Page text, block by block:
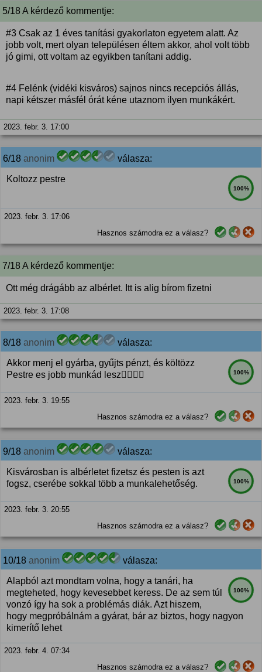
5/18 A kérdező kommentje:
#3 Csak az 1 éves tanítási gyakorlaton egyetem alatt. Az
jobb volt, mert olyan településen éltem akkor, ahol volt több
jó gimi, ott voltam az egyikben tanítani addig.
#4 Felénk (vidéki kisváros) sajnos nincs recepciós állás,
napi kétszer másfél órát kéne utaznom ilyen munkákért.
2023. febr. 3. 17:00
6/18 anonim válasza:
100%
Koltozz pestre
2023. febr. 3. 17:06
Hasznos számodra ez a válasz?
7/18 A kérdező kommentje:
Ott még drágább az albérlet. Itt is alig bírom fizetni
2023. febr. 3. 17:08
8/18 anonim válasza:
100%
Akkor menj el gyárba, gyűjts pénzt, és költözz
Pestre es jobb munkád lesz🤷‍♀️🤷‍♀️
2023. febr. 3. 19:55
Hasznos számodra ez a válasz?
9/18 anonim válasza:
100%
Kisvárosban is albérletet fizetsz és pesten is azt
fogsz, cserébe sokkal több a munkalehetőség.
2023. febr. 3. 20:55
Hasznos számodra ez a válasz?
10/18 anonim válasza:
100%
Alapból azt mondtam volna, hogy a tanári, ha
megteheted, hogy kevesebbet keress. De az sem túl
vonzó így ha sok a problémás diák. Azt hiszem,
hogy megpróbálnám a gyárat, bár az biztos, hogy nagyon
kimerítő lehet
2023. febr. 4. 07:34
Hasznos számodra ez a válasz?